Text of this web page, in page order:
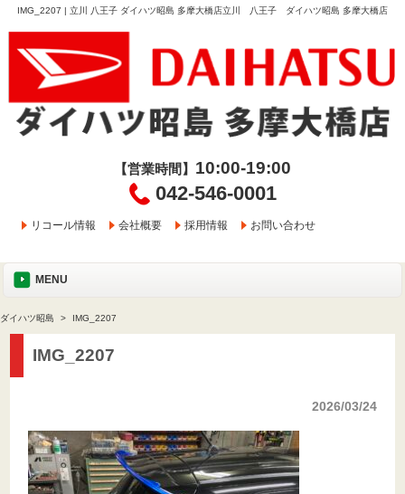
IMG_2207 | 立川 八王子 ダイハツ昭島 多摩大橋店立川 八王子 ダイハツ昭島 多摩大橋店
【営業時間】 10:00-19:00
042-546-0001
リコール情報 会社概要 採用情報 お問い合わせ
MENU
ダイハツ昭島 IMG_2207
IMG_2207
2026/03/24